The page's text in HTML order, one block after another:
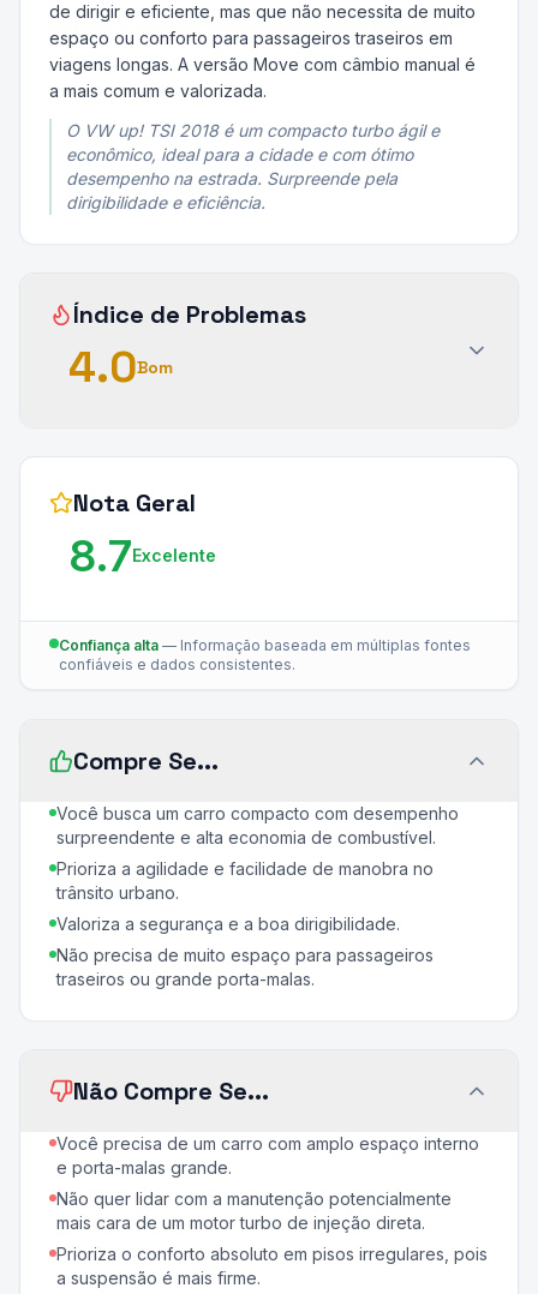
de dirigir e eficiente, mas que não necessita de muito
espaço ou conforto para passageiros traseiros em
viagens longas. A versão Move com câmbio manual é
a mais comum e valorizada.
O VW up! TSI 2018 é um compacto turbo ágil e
econômico, ideal para a cidade e com ótimo
desempenho na estrada. Surpreende pela
dirigibilidade e eficiência.
Índice de Problemas
4.0Bom
Nota Geral
8.7Excelente
Confiança alta — Informação baseada em múltiplas fontes
confiáveis e dados consistentes.
Compre Se...
Você busca um carro compacto com desempenho
surpreendente e alta economia de combustível.
Prioriza a agilidade e facilidade de manobra no
trânsito urbano.
Valoriza a segurança e a boa dirigibilidade.
Não precisa de muito espaço para passageiros
traseiros ou grande porta-malas.
Não Compre Se...
Você precisa de um carro com amplo espaço interno
e porta-malas grande.
Não quer lidar com a manutenção potencialmente
mais cara de um motor turbo de injeção direta.
Prioriza o conforto absoluto em pisos irregulares, pois
a suspensão é mais firme.